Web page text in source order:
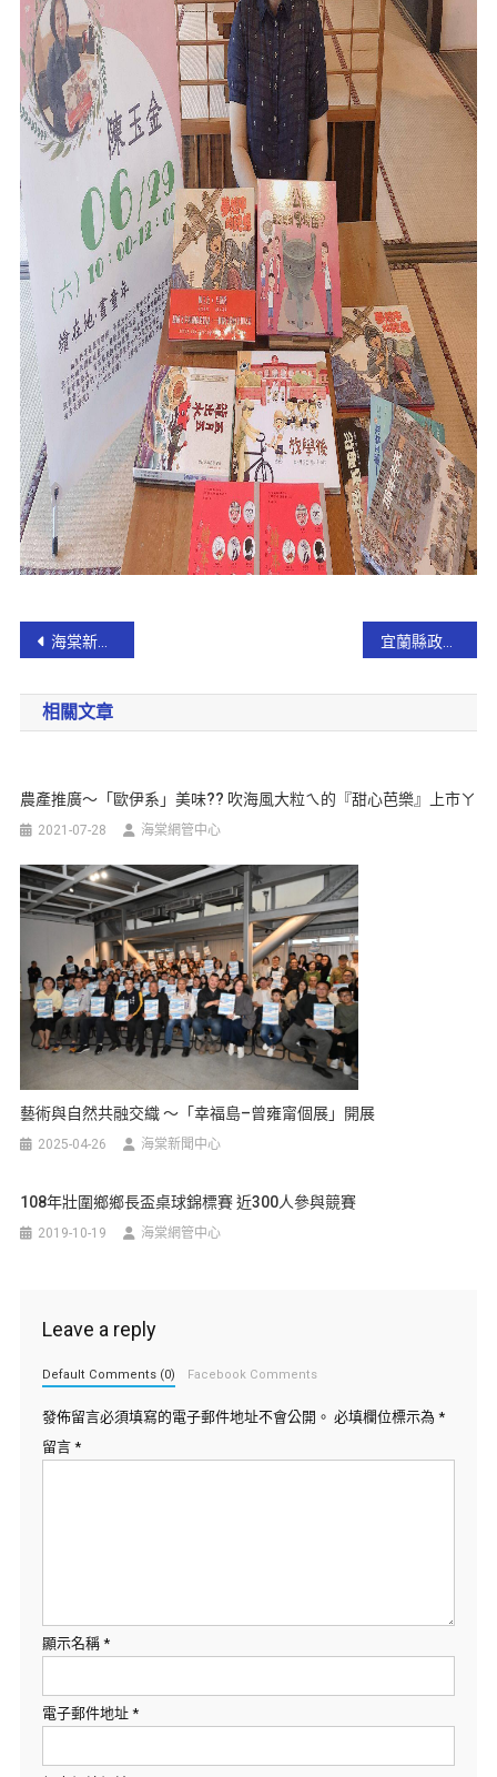
海棠新聞快報-礁溪十六結路～發生火燒車
相關文章
農產推廣～「歐伊系」美味?? 吹海風大粒ㄟ的『甜心芭樂』上市ㄚ
2021-07-28 海棠網管中心
藝術與自然共融交織 ～「幸福島–曾雍甯個展」開展
2025-04-26 海棠新聞中心
108年壯圍鄉鄉長盃桌球錦標賽 近300人參與競賽
2019-10-19 海棠網管中心
Leave a reply
Default Comments (0) Facebook Comments
發佈留言必須填寫的電子郵件地址不會公開。 必填欄位標示為 *
留言 *
顯示名稱 *
電子郵件地址 *